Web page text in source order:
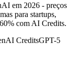
em 2026 - preços
para startups,
com AI Credits.
CreditsGPT-5